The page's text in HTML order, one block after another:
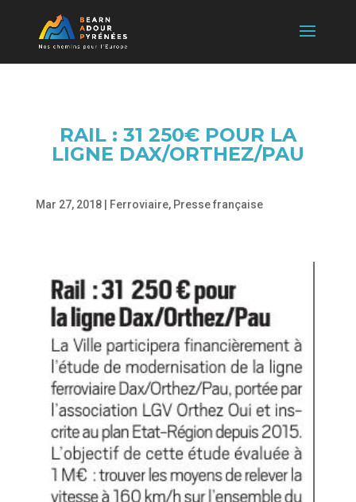
RAIL : 31 250€ POUR LA
LIGNE DAX/ORTHEZ/PAU
Mar 27, 2018| Ferroviaire, Presse française